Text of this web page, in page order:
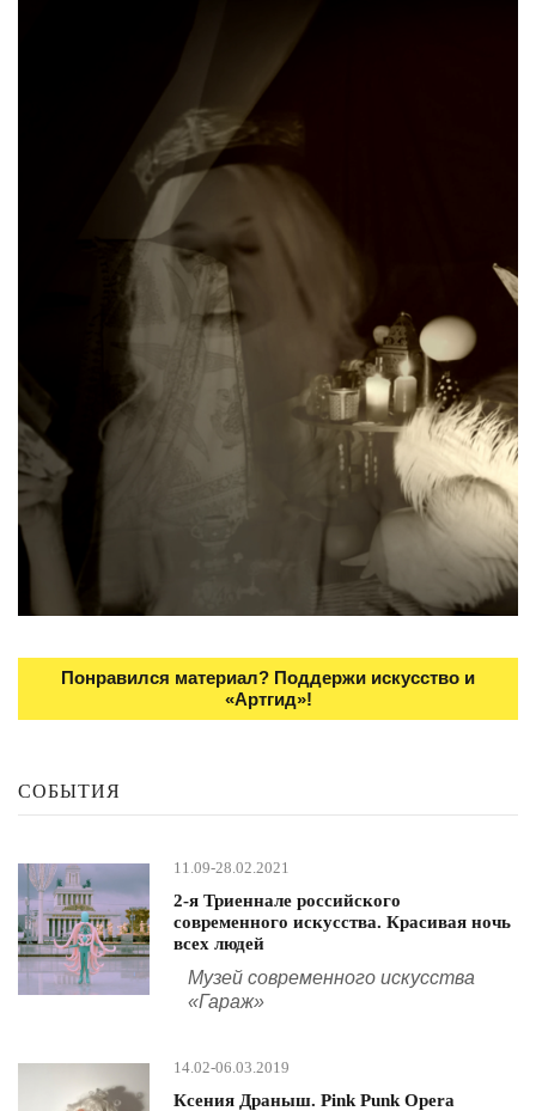
Понравился материал? Поддержи искусство и
«Артгид»!
СОБЫТИЯ
11.09-28.02.2021
2-я Триеннале российского
современного искусства. Красивая ночь
всех людей
Музей современного искусства
«Гараж»
14.02-06.03.2019
Ксения Драныш. Pink Punk Opera